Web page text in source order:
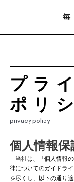
プラ
ポリ
privacy policy
個人情報保
当社は、「個人情報
律についてのガイドラ
を尽くし、以下の通り